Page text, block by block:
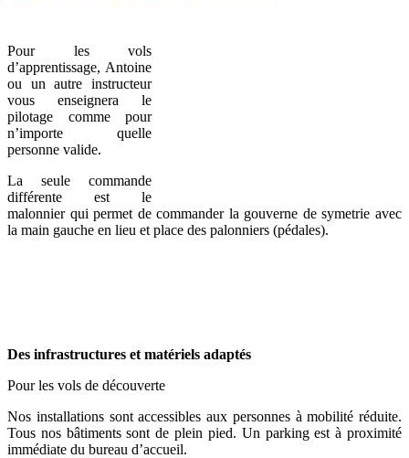
Pour les vols
d’apprentissage, Antoine
ou un autre instructeur
vous enseignera le
pilotage comme pour
n’importe quelle
personne valide.
La seule commande
différente est le
malonnier qui permet de commander la gouverne de symetrie avec
la main gauche en lieu et place des palonniers (pédales).
Des infrastructures et matériels adaptés
Pour les vols de découverte
Nos installations sont accessibles aux personnes à mobilité réduite.
Tous nos bâtiments sont de plein pied. Un parking est à proximité
immédiate du bureau d’accueil.